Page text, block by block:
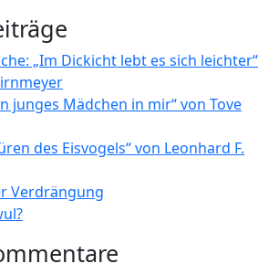
„Im Dickicht lebt es sich leichter“
junges Mädchen in mir“ von Tove
des Eisvogels“ von Leonhard F.
Verdrängung